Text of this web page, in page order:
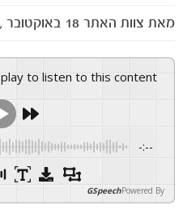
מאת צוות האתר 18 באוקטובר , 2023
play to listen to this content
-:--
Powered By
GSpeech